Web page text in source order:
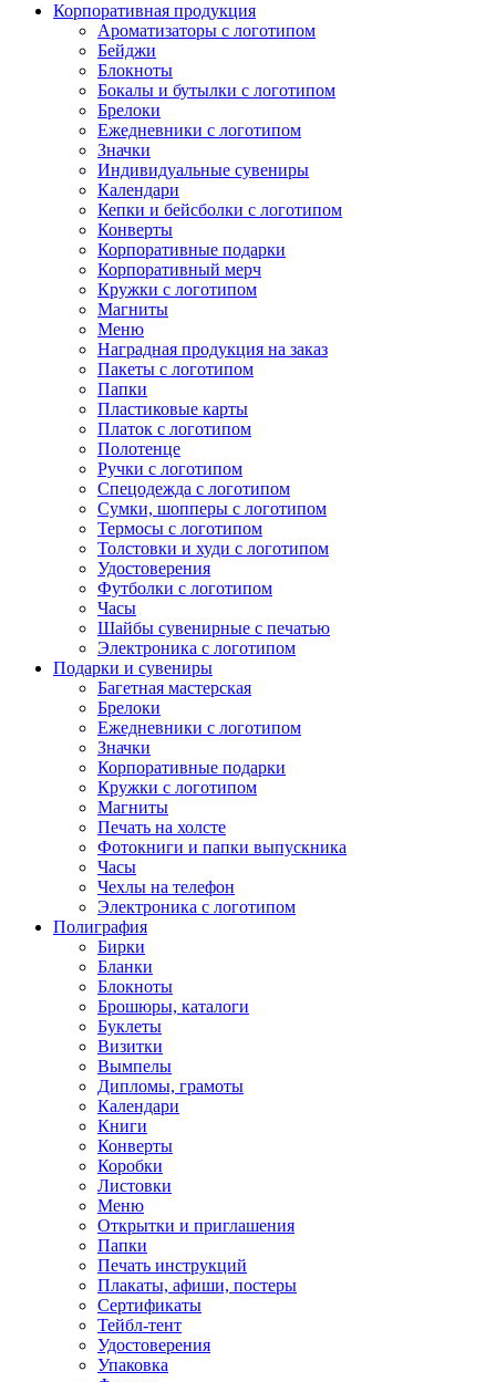
Корпоративная продукция
Ароматизаторы с логотипом
Бейджи
Блокноты
Бокалы и бутылки с логотипом
Брелоки
Ежедневники с логотипом
Значки
Индивидуальные сувениры
Календари
Кепки и бейсболки с логотипом
Конверты
Корпоративные подарки
Корпоративный мерч
Кружки с логотипом
Магниты
Меню
Наградная продукция на заказ
Пакеты с логотипом
Папки
Пластиковые карты
Платок с логотипом
Полотенце
Ручки с логотипом
Спецодежда с логотипом
Сумки, шопперы с логотипом
Термосы с логотипом
Толстовки и худи с логотипом
Удостоверения
Футболки с логотипом
Часы
Шайбы сувенирные с печатью
Электроника с логотипом
Подарки и сувениры
Багетная мастерская
Брелоки
Ежедневники с логотипом
Значки
Корпоративные подарки
Кружки с логотипом
Магниты
Печать на холсте
Фотокниги и папки выпускника
Часы
Чехлы на телефон
Электроника с логотипом
Полиграфия
Бирки
Бланки
Блокноты
Брошюры, каталоги
Буклеты
Визитки
Вымпелы
Дипломы, грамоты
Календари
Книги
Конверты
Коробки
Листовки
Меню
Открытки и приглашения
Папки
Печать инструкций
Плакаты, афиши, постеры
Сертификаты
Тейбл-тент
Удостоверения
Упаковка